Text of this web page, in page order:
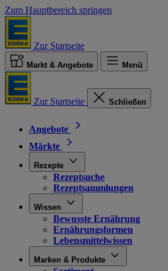
Zum Hauptbereich springen
Zur Startseite
Markt & Angebote Menü
Zur Startseite Schließen
Angebote
Märkte
Rezepte
Rezeptsuche
Rezeptsammlungen
Wissen
Bewusste Ernährung
Ernährungsformen
Lebensmittelwissen
Marken & Produkte